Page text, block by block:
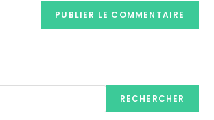
RECHERCHER